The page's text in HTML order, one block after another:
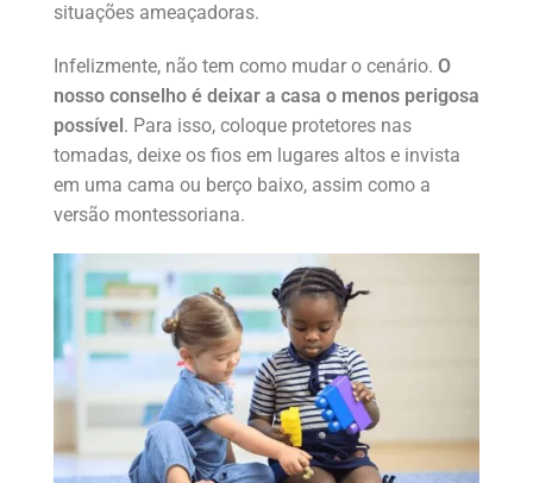
situações ameaçadoras.
Infelizmente, não tem como mudar o cenário. O
nosso conselho é deixar a casa o menos perigosa
possível . Para isso, coloque protetores nas
tomadas, deixe os fios em lugares altos e invista
em uma cama ou berço baixo, assim como a
versão montessoriana.